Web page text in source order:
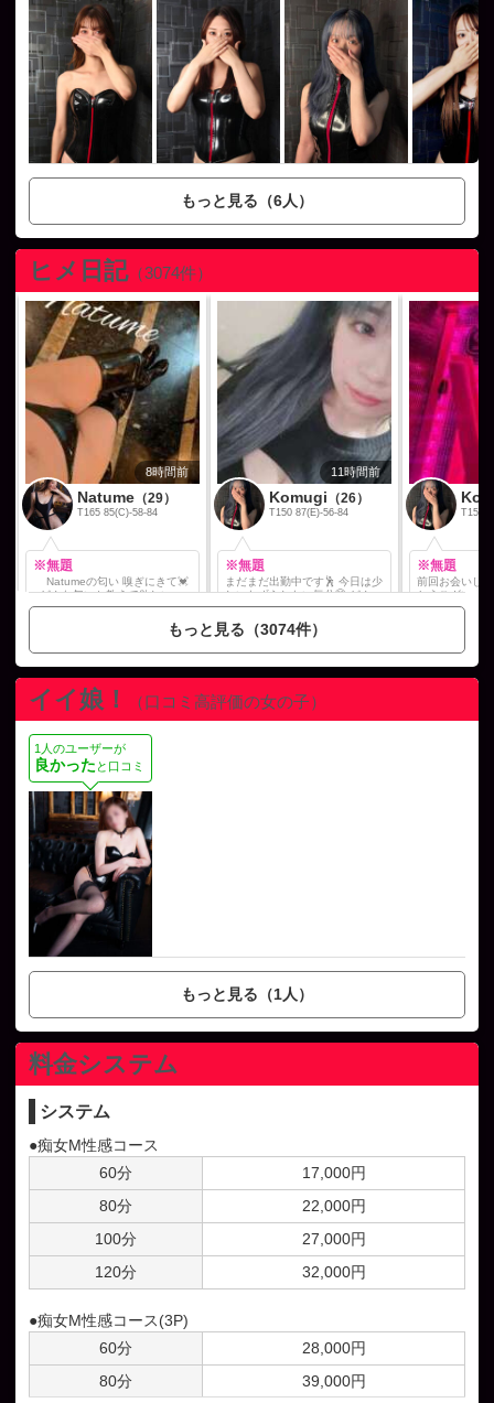
もっと見る（6人）
ヒメ日記（3074件）
8時間前
Natume （29）
T165 85(C)-58-84
※無題
どんな匂いか教えて欲しいの
🤭💕 変態は好きでしょ？ 女の
子ページへ http://365diary.net/
M1JibnBEL3R0L3RhbnRyYS8
11時間前
Komugi （26）
T150 87(E)-56-84
※無題
まだまだ出勤中です🕺 今日は少
しいたずらしたい気分🤭 どんな
反応を見せてくれるのか楽しみ
にしてます😏 お誘いお待ちして
ます。 女の子ページへ http://3
T150
※無題
前回お会いし
とうございました🤭 ホ
て準備してた
兄さん裸で立
ありがとうござ
られて身動き
もっと見る（3074件）
イイ娘！ （口コミ高評価の女の子）
1人のユーザーが
良かった と口コミ
もっと見る（1人）
料金システム
システム
●痴女M性感コース
60分
17,000円
80分
22,000円
100分
27,000円
120分
32,000円
●痴女M性感コース(3P)
60分
28,000円
80分
39,000円